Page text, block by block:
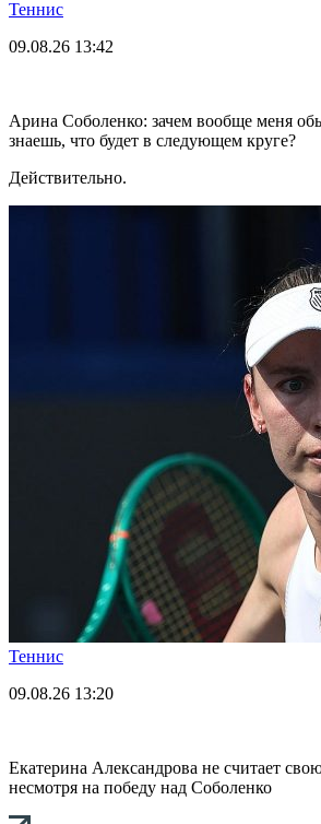
Теннис
09.08.26 13:42
Арина Соболенко: зачем вообще меня
знаешь, что будет в следующем круге?
Действительно.
Теннис
09.08.26 13:20
Екатерина Александрова не считает
несмотря на победу над Соболенко